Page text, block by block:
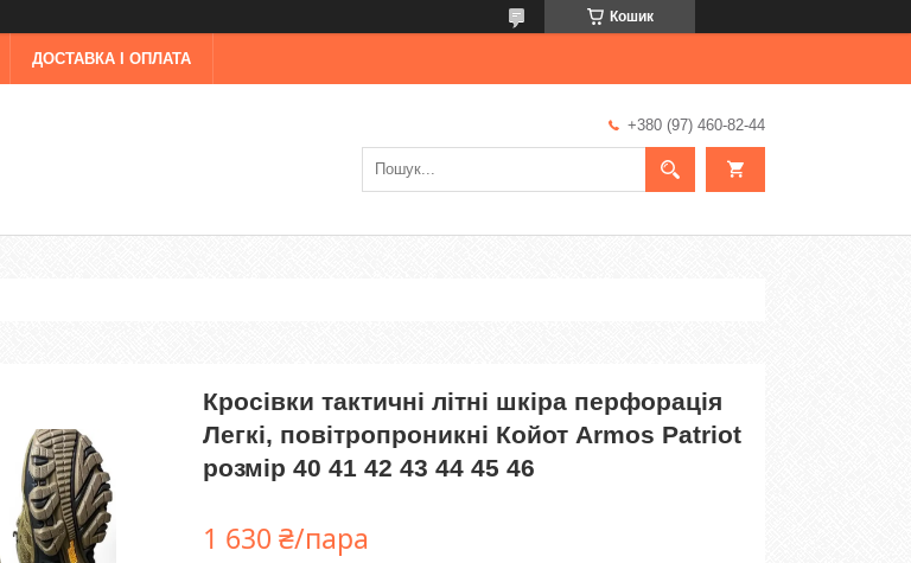
Кошик
ДОСТАВКА І ОПЛАТА
+380 (97) 460-82-44
Кросівки тактичні літні шкіра перфорація
Легкі, повітропроникні Койот Armos Patriot
розмір 40 41 42 43 44 45 46
1 630 ₴/пара